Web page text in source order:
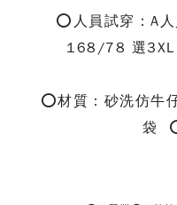
⭕ 人員試穿：A
168/78 選3XL
⭕材質：砂洗仿牛
袋